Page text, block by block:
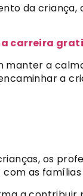
da criança,
carreira
manter a
a
os
as